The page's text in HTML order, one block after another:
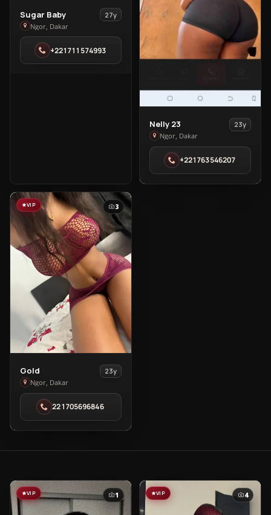
View
Sugar
Baby
Ngor
Sugar Baby
27y
Ngor, Dakar
+221711574993
View
Nelly
23
Ngor
Nelly 23
23y
Ngor, Dakar
+221763546207
VIP 3
View
Gold
in
Ngor
Gold
23y
Ngor, Dakar
221705696846
VIP 1 VIP 4